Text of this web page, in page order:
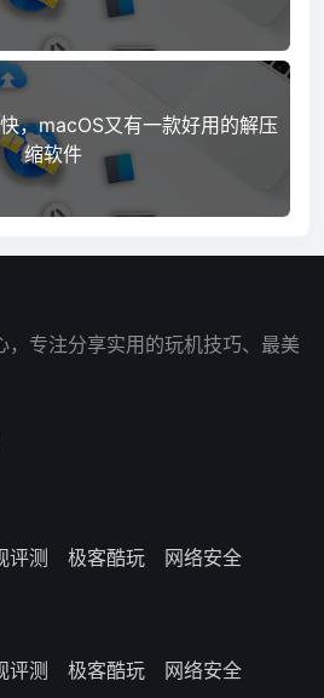
，macOS又有一款好用的解压
缩软件
，专注分享实用的玩机技巧、最美
评测 极客酷玩 网络安全
评测 极客酷玩 网络安全